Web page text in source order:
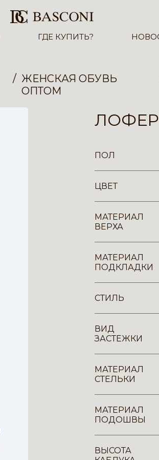
ГДЕ КУПИТЬ?
ЖЕНСКАЯ ОБУВЬ
ОПТОМ
ПОЛ
ЦВЕТ
МАТЕРИАЛ
ВЕРХА
МАТЕРИАЛ
ПОДКЛАДКИ
СТИЛЬ
ВИД
ЗАСТЕЖКИ
МАТЕРИАЛ
СТЕЛЬКИ
МАТЕРИАЛ
ПОДОШВЫ
ВЫСОТА